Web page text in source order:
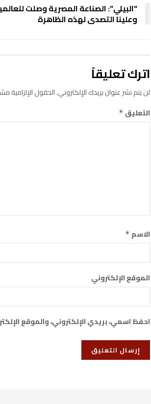
“البيلي”: الصناعة المصرية وصلت
وعلينا التصدى لهذه الظاهرة
اترك تعليقاً
لن يتم نشر عنوان بريدك الإلكتروني.الحقول الإلزامية
التعليق *
الاسم *
الموقع الإلكتروني
احفظ اسمي، بريدي الإلكتروني، والموقع